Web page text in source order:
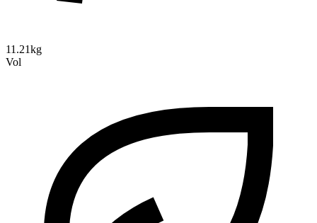
11.21kg
Vol